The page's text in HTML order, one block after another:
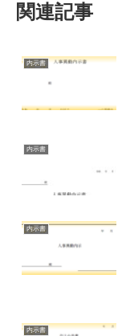
関連記事
内示書
内示書
内示書
内示書